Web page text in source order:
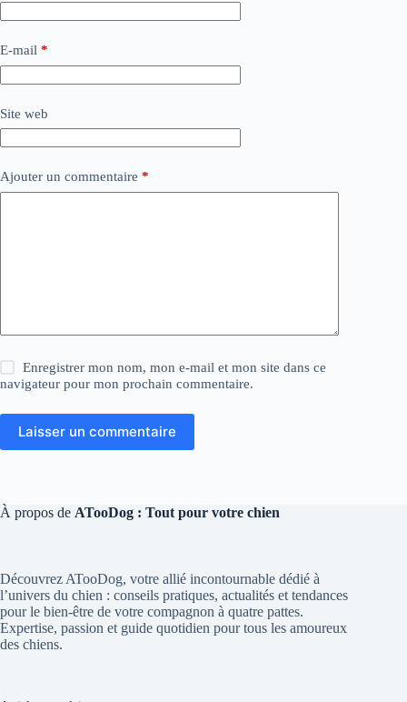
E-mail *
Site web
Ajouter un commentaire *
Enregistrer mon nom, mon e-mail et mon site dans ce
navigateur pour mon prochain commentaire.
Laisser un commentaire
À propos de ATooDog : Tout pour votre chien
Découvrez ATooDog, votre allié incontournable dédié à
l’univers du chien : conseils pratiques, actualités et tendances
pour le bien-être de votre compagnon à quatre pattes.
Expertise, passion et guide quotidien pour tous les amoureux
des chiens.